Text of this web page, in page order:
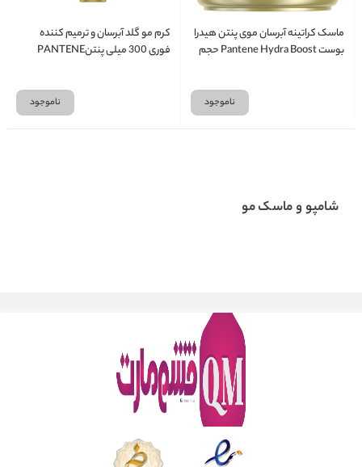
ماسک کراتینه آبرسان موی پنتن هیدرا
بوست Pantene Hydra Boost حجم
ناموجود
کرم مو گلد آبرسان و ترمیم کننده
فوری 300 میلی پنتنPANTENE
ناموجود
شامپو و ماسک مو